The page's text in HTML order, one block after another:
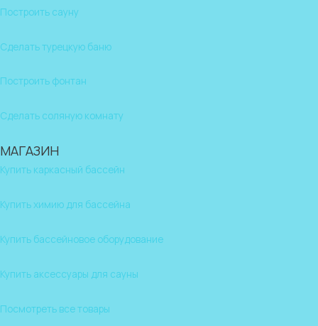
Построить сауну
Сделать турецкую баню
Построить фонтан
Сделать соляную комнату
МАГАЗИН
Купить каркасный бассейн
Купить химию для бассейна
Купить бассейновое оборудование
Купить аксессуары для сауны
Посмотреть все товары